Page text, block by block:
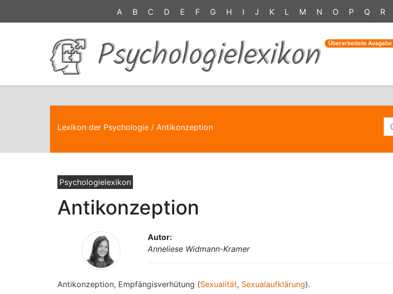
A B C D E F G H I J K L M N O P Q R
Psychologielexikon Überarbeitete Ausgabe
Lexikon der Psychologie / Antikonzeption
Psychologielexikon
Antikonzeption
Autor:
Anneliese Widmann-Kramer
Antikonzeption, Empfängisverhütung (Sexualität, Sexualaufklärung).